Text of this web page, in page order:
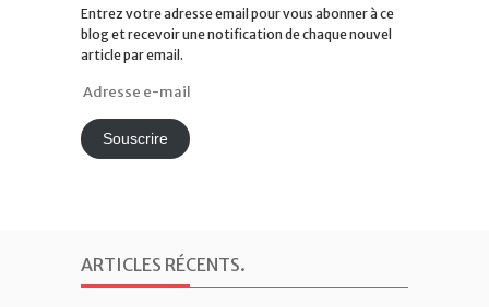
Entrez votre adresse email pour vous abonner à ce
blog et recevoir une notification de chaque nouvel
article par email.
Adresse
mailSouscrire
ARTICLES RÉCENTS.